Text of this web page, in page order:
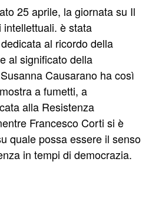
25 aprile, la giornata su Il
intellettuali. è stata
al ricordo della
al significato della
Causarano ha così
a fumetti, a
alla Resistenza
Francesco Corti si è
quale possa essere il senso
in tempi di democrazia.